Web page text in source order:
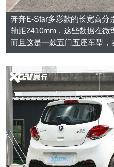
奔奔E-Star多彩款的长宽高分
轴距2410mm，这些数据在微
而且这是一款五门五座车型，